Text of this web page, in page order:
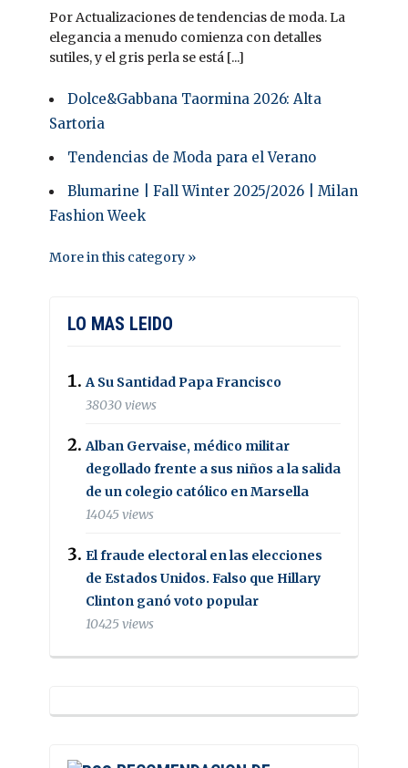
Por Actualizaciones de tendencias de moda. La
elegancia a menudo comienza con detalles
sutiles, y el gris perla se está [...]
Dolce&Gabbana Taormina 2026: Alta
Sartoria
Tendencias de Moda para el Verano
Blumarine | Fall Winter 2025/2026 | Milan
Fashion Week
More in this category »
LO MAS LEIDO
A Su Santidad Papa Francisco
38030 views
Alban Gervaise, médico militar
degollado frente a sus niños a la salida
de un colegio católico en Marsella
14045 views
El fraude electoral en las elecciones
de Estados Unidos. Falso que Hillary
Clinton ganó voto popular
10425 views